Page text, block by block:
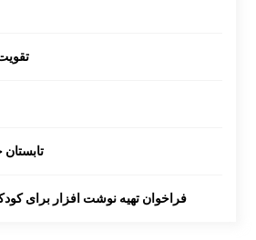
فراخوان تهیه نوشت افزار برای